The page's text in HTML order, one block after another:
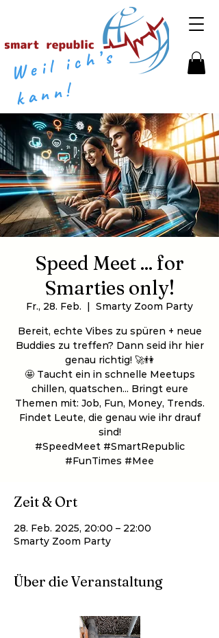
​​ W
eil
i
c
h’
s
k
a
n
n
!
Speed Meet ... for
Smarties only!
Fr., 28. Feb.
Smarty Zoom Party
Bereit, echte Vibes zu spüren + neue
Buddies zu treffen? Dann seid ihr hier
genau richtig! 🚀👫
🤩 Taucht ein in schnelle Meetups
chillen, quatschen... Bringt eure
Themen mit: Job, Fun, Money, Trends.
Findet Leute, die genau wie ihr drauf
sind!
#SpeedMeet #SmartRepublic
#FunTimes #Mee
Zeit & Ort
28. Feb. 2025, 20:00 – 22:00
Smarty Zoom Party
Über die Veranstaltung